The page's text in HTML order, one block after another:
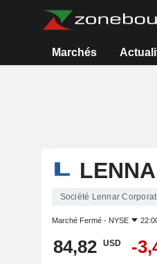
Marchés
Société Lennar
Marché Fermé - NYSE
84,82 USD -